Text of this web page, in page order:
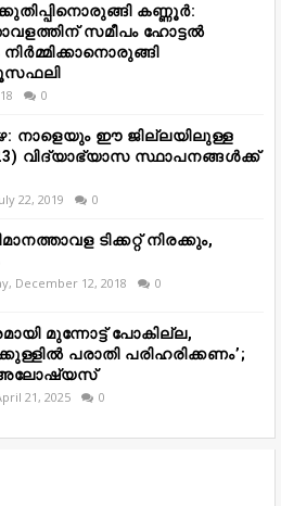
കണ്ണൂർ:
സമീപം ഹോട്ടൽ
0
നാളെയും ഈ ജില്ലയിലുള്ള
വിദ്യാഭ്യാസ സ്ഥാപനങ്ങൾക്ക്
22, 2019 0
ടിക്കറ്റ് നിരക്കും,
December 12, 2018 0
മുന്നോട്ട് പോകില്ല,
പരാതി പരിഹരിക്കണം’;
അലോഷ്യസ്
21, 2025 0